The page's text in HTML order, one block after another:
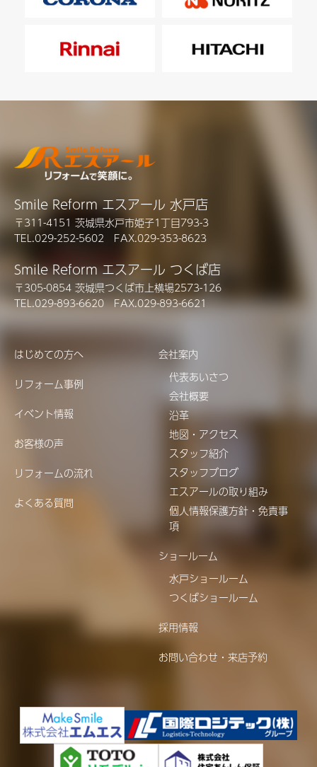
Smile Reform エスアール 水戸店
〒311-4151 茨城県水戸市姫子1丁目793-3
TEL.029-252-5602 FAX.029-353-8623
Smile Reform エスアール つくば店
〒305-0854 茨城県つくば市上横場2573-126
TEL.029-893-6620 FAX.029-893-6621
はじめての方へ
リフォーム事例
イベント情報
お客様の声
リフォームの流れ
よくある質問
会社案内
代表あいさつ
会社概要
沿革
地図・アクセス
スタッフ紹介
スタッフブログ
エスアールの取り組み
個人情報保護方針・免責事
項
ショールーム
水戸ショールーム
つくばショールーム
採用情報
お問い合わせ・来店予約